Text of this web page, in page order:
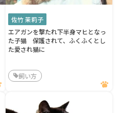
佐竹 茉莉子
エアガンを撃たれ下半身マヒとなっ
た子猫 保護されて、ふくふくとし
た愛され猫に
飼い方